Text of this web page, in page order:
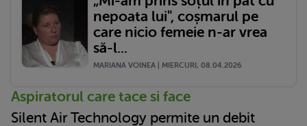
nepoata lui", coșmarul pe
care nicio femeie n-ar vrea
să-l...
MARIANA VOINEA | MIERCURI, 08.04.2026
Aspiratorul care tace si face
Silent Air Technology permite un debit